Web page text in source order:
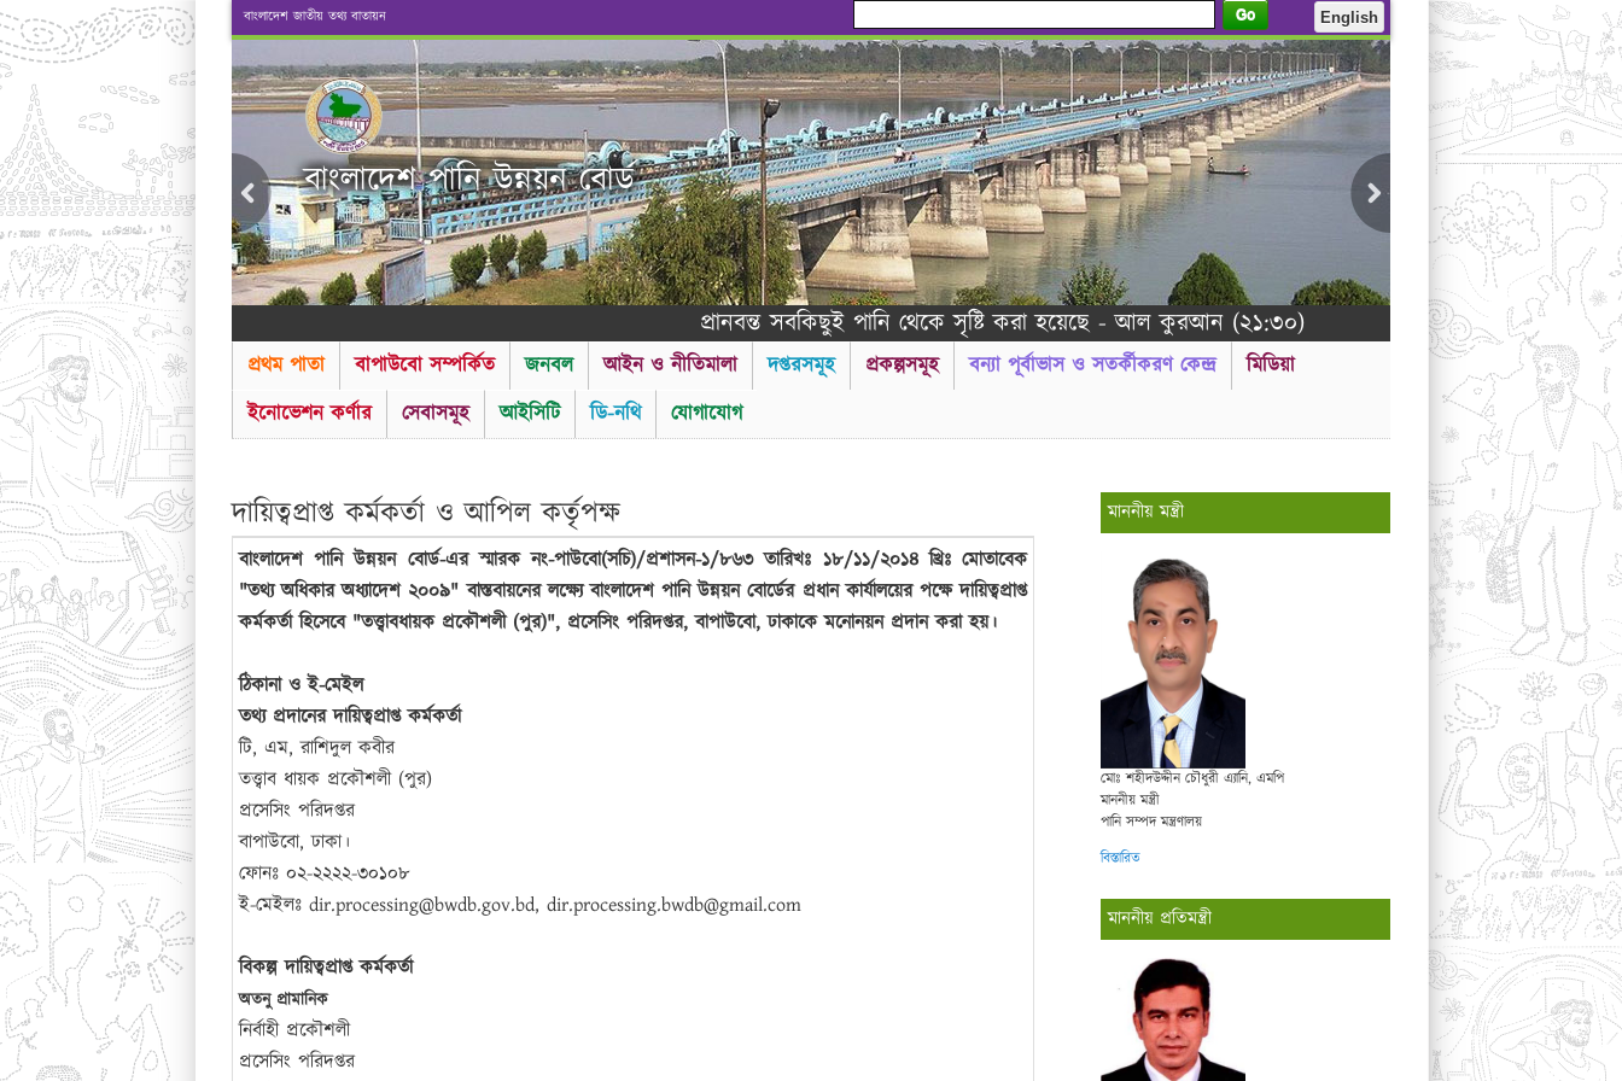
বাংলাদেশ জাতীয় তথ্য বাতায়ন Go English
বাংলাদেশ পানি উন্নয়ন বোর্ড
প্রানবন্ত সবকিছুই পানি থেকে সৃষ্টি করা হয়েছে - আল কুরআন (২১:৩০)
প্রথম পাতা বাপাউবো সম্পর্কিত জনবল আইন ও নীতিমালা দপ্তরসমূহ প্রকল্পসমূহ বন্যা পূর্বাভাস ও সতর্কীকরণ কেন্দ্র
মিডিয়া
ইনোভেশন কর্ণার
সেবাসমূহ আইসিটি ডি-নথি যোগাযোগ
দায়িত্বপ্রাপ্ত কর্মকর্তা ও আপিল কর্তৃপক্ষ
বাংলাদেশ পানি উন্নয়ন বোর্ড-এর স্মারক নং-পাউবো(সচি)/প্রশাসন-১/৮৬৩ তারিখঃ ১৮/১১/২০১৪ খ্রিঃ মোতাবেক
"তথ্য অধিকার অধ্যাদেশ ২০০৯" বাস্তবায়নের লক্ষ্যে বাংলাদেশ পানি উন্নয়ন বোর্ডের প্রধান কার্যালয়ের পক্ষে দায়িত্বপ্রাপ্ত
কর্মকর্তা হিসেবে "তত্ত্বাবধায়ক প্রকৌশলী (পুর)", প্রসেসিং পরিদপ্তর, বাপাউবো, ঢাকাকে মনোনয়ন প্রদান করা হয়।
ঠিকানা ও ই-মেইল
তথ্য প্রদানের দায়িত্বপ্রাপ্ত কর্মকর্তা
টি, এম, রাশিদুল কবীর
তত্ত্বাব ধায়ক প্রকৌশলী (পুর)
প্রসেসিং পরিদপ্তর
বাপাউবো, ঢাকা।
ফোনঃ ০২-২২২২-৩০১০৮
ই-মেইলঃ dir.processing@bwdb.gov.bd, dir.processing.bwdb@gmail.com
বিকল্প দায়িত্বপ্রাপ্ত কর্মকর্তা
অতনু প্রামানিক
নির্বাহী প্রকৌশলী
প্রসেসিং পরিদপ্তর
মাননীয় মন্ত্রী
মোঃ শহীদউদ্দীন চৌধুরী এ্যানি, এমপি
মাননীয় মন্ত্রী
পানি সম্পদ মন্ত্রণালয়
বিস্তারিত
মাননীয় প্রতিমন্ত্রী